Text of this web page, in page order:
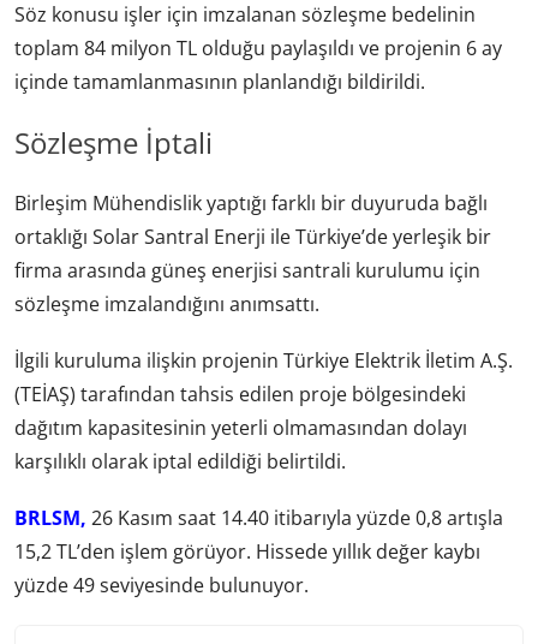
Söz konusu işler için imzalanan sözleşme bedelinin
toplam 84 milyon TL olduğu paylaşıldı ve projenin 6 ay
içinde tamamlanmasının planlandığı bildirildi.
Sözleşme İptali
Birleşim Mühendislik yaptığı farklı bir duyuruda bağlı
ortaklığı Solar Santral Enerji ile Türkiye’de yerleşik bir
firma arasında güneş enerjisi santrali kurulumu için
sözleşme imzalandığını anımsattı.
İlgili kuruluma ilişkin projenin Türkiye Elektrik İletim A.Ş.
(TEİAŞ) tarafından tahsis edilen proje bölgesindeki
dağıtım kapasitesinin yeterli olmamasından dolayı
karşılıklı olarak iptal edildiği belirtildi.
BRLSM, 26 Kasım saat 14.40 itibarıyla yüzde 0,8 artışla
15,2 TL’den işlem görüyor. Hissede yıllık değer kaybı
yüzde 49 seviyesinde bulunuyor.